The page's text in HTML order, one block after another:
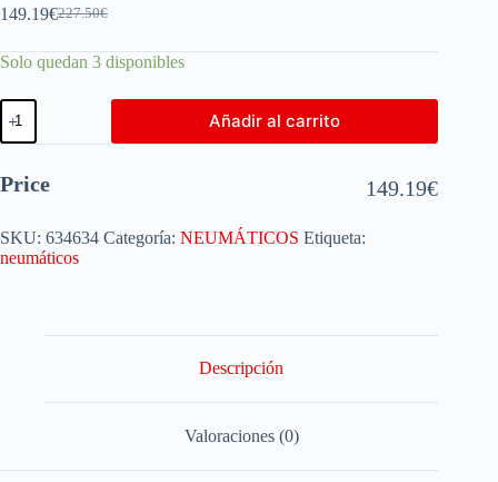
227.50€
149.19€
Solo quedan 3 disponibles
Añadir al carrito
Price 149.19€
SKU: 634634 Categoría: NEUMÁTICOS Etiqueta:
neumáticos
Descripción
Valoraciones (0)